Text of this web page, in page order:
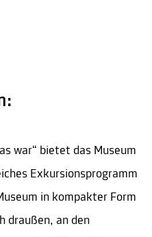
war“ bietet das Museum
Exkursionsprogramm
in kompakter Form
draußen, an den